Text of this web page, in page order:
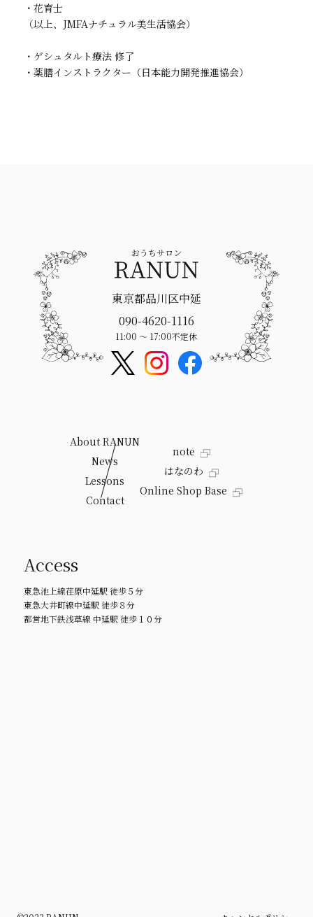
​​・花育士
（以上、JMFAナチュラル美生活協会）
・ゲシュタルト療法 修了
・薬膳インストラクター（日本能力開発推進協会）
東京都品川区中延
090-4620-1116
11:00 〜 17:00不定休
About RANUN
News
Lessons
Contact
note
はなのわ
Online Shop Base
Access
東急池上線荏原中延駅 徒歩５分
東急大井町線中延駅 徒歩８分
都営地下鉄浅草線 中延駅 徒歩１０分